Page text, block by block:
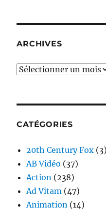
ARCHIVES
Archives
CATÉGORIES
20th Century Fox (3)
AB Vidéo (37)
Action (238)
Ad Vitam (47)
Animation (14)